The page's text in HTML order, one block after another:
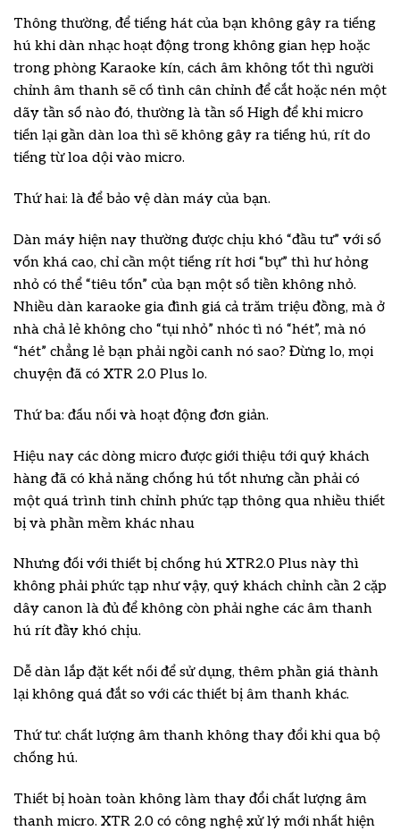
Thông thường, để tiếng hát của bạn không gây ra tiếng
hú khi dàn nhạc hoạt động trong không gian hẹp hoặc
trong phòng Karaoke kín, cách âm không tốt thì người
chỉnh âm thanh sẽ cố tình cân chỉnh để cắt hoặc nén một
dãy tần số nào đó, thường là tần số High để khi micro
tiến lại gần dàn loa thì sẽ không gây ra tiếng hú, rít do
tiếng từ loa dội vào micro.
Thứ hai: là để bảo vệ dàn máy của bạn.
Dàn máy hiện nay thường được chịu khó “đầu tư” với số
vốn khá cao, chỉ cần một tiếng rít hơi “bự” thì hư hỏng
nhỏ có thể “tiêu tốn” của bạn một số tiền không nhỏ.
Nhiều dàn karaoke gia đình giá cả trăm triệu đồng, mà ở
nhà chả lẻ không cho “tụi nhỏ” nhóc tì nó “hét”, mà nó
“hét” chẳng lẻ bạn phải ngồi canh nó sao? Đừng lo, mọi
chuyện đã có XTR 2.0 Plus lo.
Thứ ba: đấu nối và hoạt động đơn giản.
Hiệu nay các dòng micro được giới thiệu tới quý khách
hàng đã có khả năng chống hú tốt nhưng cần phải có
một quá trình tinh chỉnh phức tạp thông qua nhiều thiết
bị và phần mềm khác nhau
Nhưng đối với thiết bị chống hú XTR2.0 Plus này thì
không phải phức tạp như vậy, quý khách chỉnh cần 2 cặp
dây canon là đủ để không còn phải nghe các âm thanh
hú rít đầy khó chịu.
Dễ dàn lắp đặt kết nối để sử dụng, thêm phần giá thành
lại không quá đắt so với các thiết bị âm thanh khác.
Thứ tư: chất lượng âm thanh không thay đổi khi qua bộ
chống hú.
Thiết bị hoàn toàn không làm thay đổi chất lượng âm
thanh micro. XTR 2.0 có công nghệ xử lý mới nhất hiện